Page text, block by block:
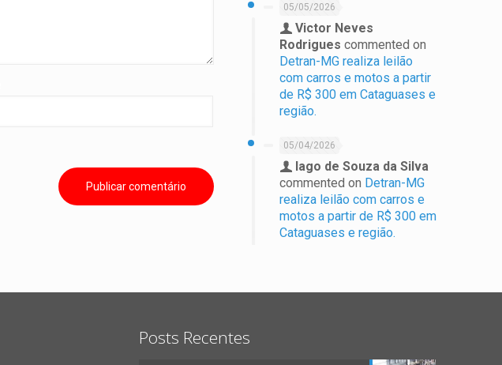
05/05/2026
Victor Neves
Rodrigues commented on
Detran-MG realiza leilão
com carros e motos a partir
de R$ 300 em Cataguases e
região.
05/04/2026
Iago de Souza da Silva
commented on Detran-MG
realiza leilão com carros e
motos a partir de R$ 300 em
Cataguases e região.
Posts Recentes